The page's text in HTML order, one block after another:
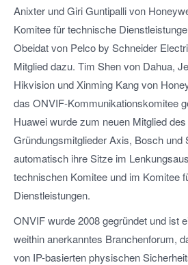
Anixter und Giri Guntipalli von
Komitee für technische
Obeidat von Pelco by Schneider
Mitglied dazu. Tim Shen von Dahua,
Hikvision und Xinming Kang von
das ONVIF-Kommunikationskomitee
Huawei wurde zum neuen Mitglied
Gründungsmitglieder Axis, Bosch und
automatisch ihre Sitze im
technischen Komitee und im Komitee
Dienstleistungen.
ONVIF wurde 2008 gegründet und ist
weithin anerkanntes Branchenforum,
von IP-basierten physischen